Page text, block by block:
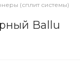
(сплит системы)
Ballu